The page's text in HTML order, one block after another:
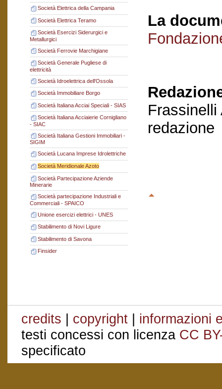
Società Elettrica della Campania
Società Elettrica Teramo
Società Esercizi Siderurgici e
Metallurgici
Società Ferrovie Marchigiane
Società Generale Pugliese di
elettricità
Società Idroelettrica dell'Ossola
Società Immobiliare Borgo
Società Italiana Acciai Speciali - SIAS
Società Italiana Acciaierie Cornigliano
- SIAC
Società Italiana Gestioni Immobiliari -
SIGIM
Società Lucana Imprese Idrolettriche
Società Meridionale Azoto
Società Partecipazione Aziende
Minerarie
Società partecipazione Industriali e
Commerciali - SPAICO
Unione esercizi elettrici - UNES
Stabilimento di Novi Ligure
Stabilimento di Savona
Finsider
La
Frassinelli
redazione
credits | copyright | informazioni
testi concessi con licenza CC
specificato